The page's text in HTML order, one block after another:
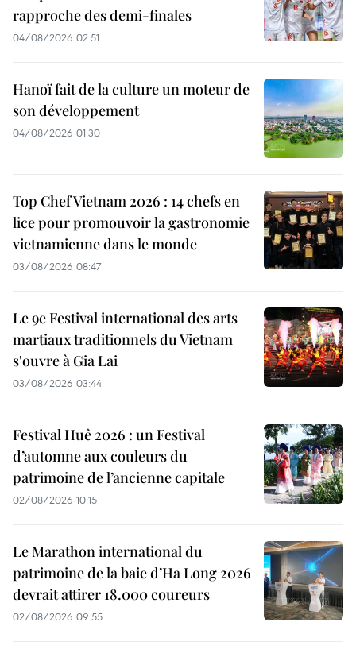
rapproche des demi-finales
04/08/2026 02:51
Hanoï fait de la culture un moteur de
son développement
04/08/2026 01:30
Top Chef Vietnam 2026 : 14 chefs en
lice pour promouvoir la gastronomie
vietnamienne dans le monde
03/08/2026 08:47
Le 9e Festival international des arts
martiaux traditionnels du Vietnam
s'ouvre à Gia Lai
03/08/2026 03:44
Festival Huê 2026 : un Festival
d’automne aux couleurs du
patrimoine de l’ancienne capitale
02/08/2026 10:15
Le Marathon international du
patrimoine de la baie d’Ha Long 2026
devrait attirer 18.000 coureurs
02/08/2026 09:55